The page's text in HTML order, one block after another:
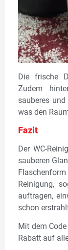
Die frische
Zudem
sauberes
was den
Fazit
Der WC-
sauberen
Reinigung,
auftragen,
schon
Mit dem
Rabatt auf